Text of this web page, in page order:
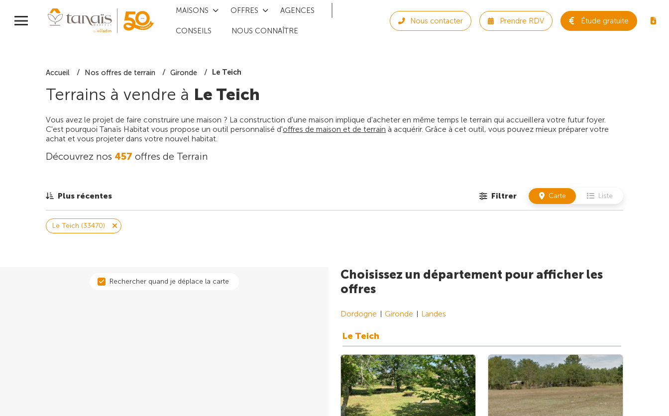
MAISONS OFFRES AGENCES
CONSEILS NOUS CONNAÎTRE
Nous contacter Prendre RDV Étude gratuite
Accueil Nos offres de terrain Gironde Le Teich
Terrains à vendre à Le Teich
Vous avez le projet de faire construire une maison ? La construction d'une maison implique d'acheter en même temps le terrain qui accueillera votre futur foyer.
C'est pourquoi Tanaïs Habitat vous propose un outil personnalisé d'offres de maison et de terrain à acquérir. Grâce à cet outil, vous pouvez mieux préparer votre
achat et vous projeter dans votre nouvel habitat.
Découvrez nos 457 offres de Terrain
Plus récentes Filtrer Carte Liste
Le Teich (33470)
Rechercher quand je déplace la carte
Choisissez un département pour afficher les
offres
Dordogne Gironde Landes
Le Teich